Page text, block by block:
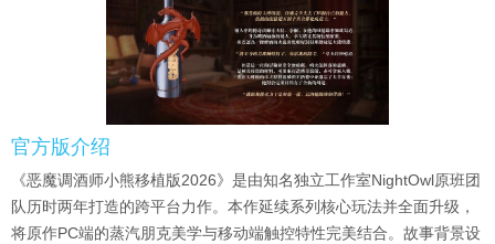
官方版介绍
《恶魔调酒师小熊移植版2026》是由知名独立工作室NightOwl原班团
队历时两年打造的跨平台力作。本作延续系列核心玩法并全面升级，
将原作PC端的蒸汽朋克美学与移动端触控特性完美结合。故事背景设